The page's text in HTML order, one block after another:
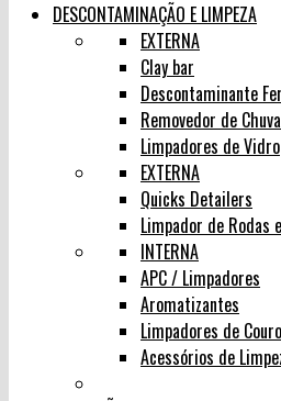
DESCONTAMINAÇÃO E LIMPEZA
EXTERNA
Clay bar
Descontaminante
Removedor de
Limpadores de Vidro
EXTERNA
Quicks Detailers
Limpador de Rodas
INTERNA
APC / Limpadores
Aromatizantes
Limpadores de Couro
Acessórios de